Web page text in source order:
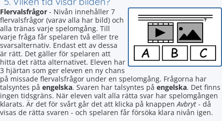
Flervalsfrågor - Nivån innehåller 7
flervalsfrågor (varav alla har bild) och
alla tränas varje spelomgång. Till
varje fråga får spelaren två eller tre
svarsalternativ. Endast ett av dessa
är rätt. Det gäller för spelaren att
hitta det rätta alternativet. Eleven har
3 hjärtan som ger eleven en ny chans
på missade flervalsfrågor under en spelomgång. Frågorna har
talsyntes på engelska. Svaren har talsyntes på engelska. Det finns
ingen tidsgräns. När eleven valt alla rätta svar har spelomgången
klarats. Är det för svårt går det att klicka på knappenAvbryt - då
visas de rätta svaren - och spelaren får försöka klara nivån igen.